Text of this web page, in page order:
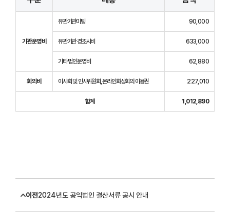
기관운영비
유관기관미팅 90,000
유관기관 경조사비 633,000
기타 법인운영비 62,880
회의비 이사회 및 인사위원회, 온라인화상회의 이용권 227,010
합계 1,012,890
이전2024년도 공익법인 결산서류 공시 안내